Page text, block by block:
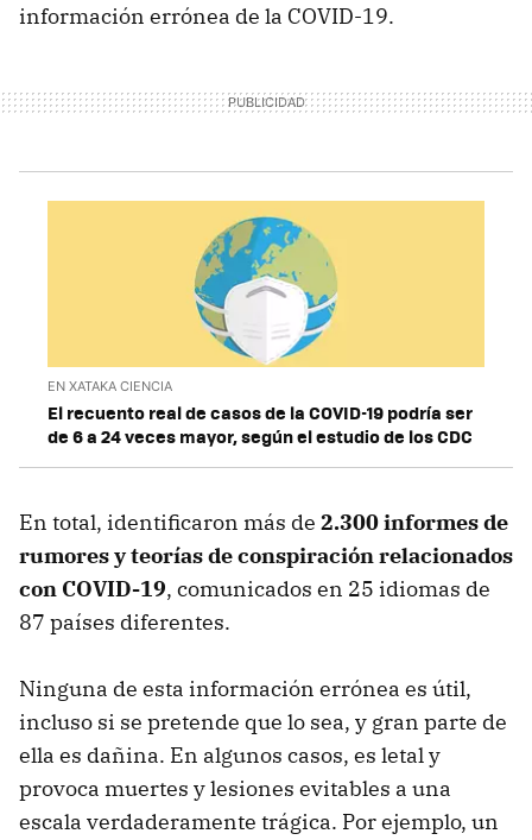
información errónea de la COVID-19.
EN XATAKA CIENCIA
El recuento real de casos de la COVID-19 podría ser
de 6 a 24 veces mayor, según el estudio de los CDC
En total, identificaron más de 2.300 informes de
rumores y teorías de conspiración relacionados
con COVID-19, comunicados en 25 idiomas de
87 países diferentes.
Ninguna de esta información errónea es útil,
incluso si se pretende que lo sea, y gran parte de
ella es dañina. En algunos casos, es letal y
provoca muertes y lesiones evitables a una
escala verdaderamente trágica. Por ejemplo, un